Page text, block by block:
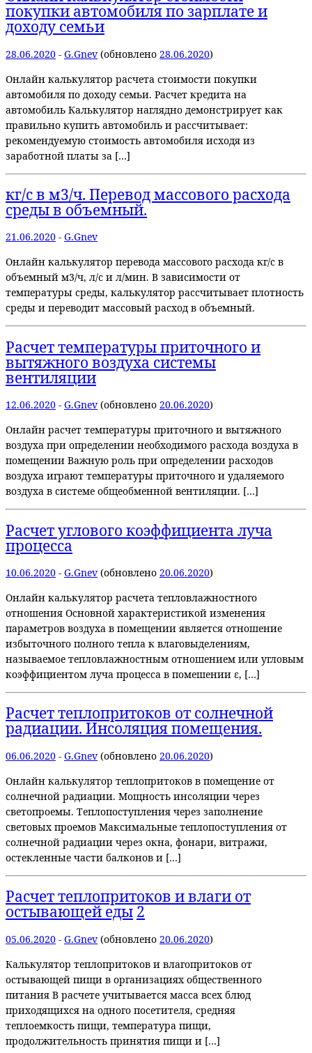
покупки автомобиля по зарплате и
доходу семьи
28.06.2020 - G.Gnev (обновлено 28.06.2020)
Онлайн калькулятор расчета стоимости покупки
автомобиля по доходу семьи. Расчет кредита на
автомобиль Калькулятор наглядно демонстрирует как
правильно купить автомобиль и рассчитывает:
рекомендуемую стоимость автомобиля исходя из
заработной платы за […]
кг/с в м3/ч. Перевод массового расхода
среды в объемный.
21.06.2020 - G.Gnev
Онлайн калькулятор перевода массового расхода кг/с в
объемный м3/ч, л/с и л/мин. В зависимости от
температуры среды, калькулятор рассчитывает плотность
среды и переводит массовый расход в объемный.
Расчет температуры приточного и
вытяжного воздуха системы
вентиляции
12.06.2020 - G.Gnev (обновлено 20.06.2020)
Онлайн расчет температуры приточного и вытяжного
воздуха при определении необходимого расхода воздуха в
помещении Важную роль при определении расходов
воздуха играют температуры приточного и удаляемого
воздуха в системе общеобменной вентиляции. […]
Расчет углового коэффициента луча
процесса
10.06.2020 - G.Gnev (обновлено 20.06.2020)
Онлайн калькулятор расчета тепловлажностного
отношения Основной характеристикой изменения
параметров воздуха в помещении является отношение
избыточного полного тепла к влаговыделениям,
называемое тепловлажностным отношением или угловым
коэффициентом луча процесса в помешении ε, […]
Расчет теплопритоков от солнечной
радиации. Инсоляция помещения.
06.06.2020 - G.Gnev (обновлено 20.06.2020)
Онлайн калькулятор теплопритоков в помещение от
солнечной радиации. Мощность инсоляции через
светопроемы. Теплопоступления через заполнение
световых проемов Максимальные теплопоступления от
солнечной радиации через окна, фонари, витражи,
остекленные части балконов и […]
Расчет теплопритоков и влаги от
остывающей еды 2
05.06.2020 - G.Gnev (обновлено 20.06.2020)
Калькулятор теплопритоков и влагопритоков от
остывающей пищи в организациях общественного
питания В расчете учитывается масса всех блюд
приходящихся на одного посетителя, средняя
теплоемкость пищи, температура пищи,
продолжительность принятия пищи и […]